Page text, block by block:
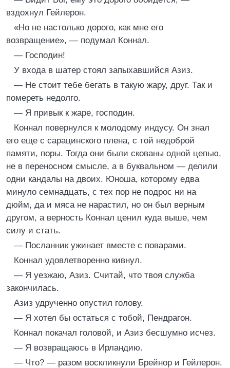
вздохнул Гейлерон.
«Но не настолько дорого, как мне его
возвращение», — подумал Коннал.
— Господин!
У входа в шатер стоял запыхавшийся Азиз.
— Не стоит тебе бегать в такую жару, друг. Так и
помереть недолго.
— Я привык к жаре, господин.
Коннал повернулся к молодому индусу. Он знал
его еще с сарацинского плена, с той недоброй
памяти, поры. Тогда они были скованы одной цепью,
не в переносном смысле, а в буквальном — делили
одни кандалы на двоих. Юноша, которому едва
минуло семнадцать, с тех пор не подрос ни на
дюйм, да и мяса не нарастил, но он был верным
другом, а верность Коннал ценил куда выше, чем
силу и стать.
— Посланник ужинает вместе с поварами.
Коннал удовлетворенно кивнул.
— Я уезжаю, Азиз. Считай, что твоя служба
закончилась.
Азиз удрученно опустил голову.
— Я хотел бы остаться с тобой, Пендрагон.
Коннал покачал головой, и Азиз бесшумно исчез.
— Я возвращаюсь в Ирландию.
— Что? — разом воскликнули Брейнор и Гейлерон.